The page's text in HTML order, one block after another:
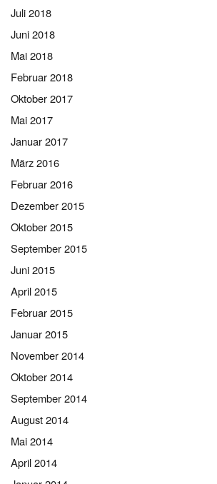
Juli 2018
Juni 2018
Mai 2018
Februar 2018
Oktober 2017
Mai 2017
Januar 2017
März 2016
Februar 2016
Dezember 2015
Oktober 2015
September 2015
Juni 2015
April 2015
Februar 2015
Januar 2015
November 2014
Oktober 2014
September 2014
August 2014
Mai 2014
April 2014